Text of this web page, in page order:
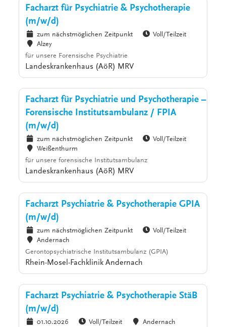
Facharzt für Psychiatrie & Psychotherapie
(m/w/d)
zum nächstmöglichen Zeitpunkt
Voll/Teilzeit
Alzey
für unsere Forensische Psychiatrie
Landeskrankenhaus (AöR) MRV
Facharzt für Psychiatrie und Psychotherapie –
Forensische Institutsambulanz / FPIA
(m/w/d)
zum nächstmöglichen Zeitpunkt
Voll/Teilzeit
Weißenthurm
für unsere forensische Institutsambulanz
Landeskrankenhaus (AöR) MRV
Facharzt Psychiatrie & Psychotherapie GPIA
(m/w/d)
zum nächstmöglichen Zeitpunkt
Voll/Teilzeit
Andernach
Gerontopsychiatrische Institutsambulanz (GPIA)
Rhein-Mosel-Fachklinik Andernach
Facharzt Psychiatrie & Psychotherapie StäB
(m/w/d)
01.10.2026 Voll/Teilzeit
Andernach